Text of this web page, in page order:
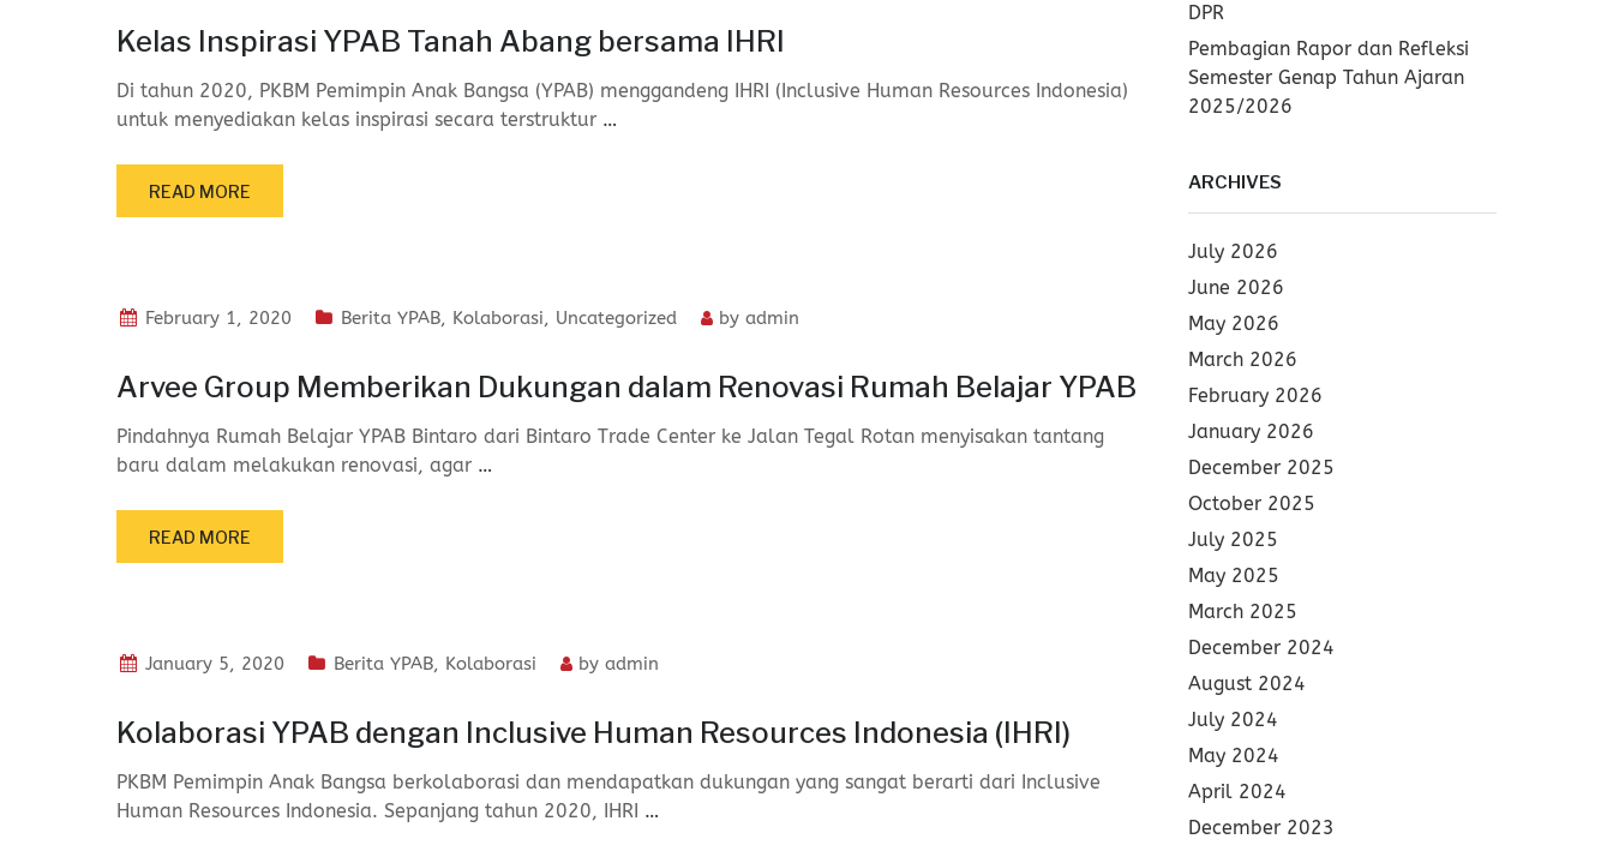
Kelas Inspirasi YPAB Tanah Abang bersama IHRI
Di tahun 2020, PKBM Pemimpin Anak Bangsa (YPAB) menggandeng IHRI (Inclusive Human Resources Indonesia)
untuk menyediakan kelas inspirasi secara terstruktur …
READ MORE
February 1, 2020 Berita YPAB, Kolaborasi, Uncategorized by admin
Arvee Group Memberikan Dukungan dalam Renovasi Rumah Belajar YPAB
Pindahnya Rumah Belajar YPAB Bintaro dari Bintaro Trade Center ke Jalan Tegal Rotan menyisakan tantang
baru dalam melakukan renovasi, agar …
READ MORE
January 5, 2020 Berita YPAB, Kolaborasi by admin
Kolaborasi YPAB dengan Inclusive Human Resources Indonesia (IHRI)
PKBM Pemimpin Anak Bangsa berkolaborasi dan mendapatkan dukungan yang sangat berarti dari Inclusive
Human Resources Indonesia. Sepanjang tahun 2020, IHRI …
DPR
Pembagian Rapor dan Refleksi
Semester Genap Tahun Ajaran
2025/2026
ARCHIVES
July 2026
June 2026
May 2026
March 2026
February 2026
January 2026
December 2025
October 2025
July 2025
May 2025
March 2025
December 2024
August 2024
July 2024
May 2024
April 2024
December 2023